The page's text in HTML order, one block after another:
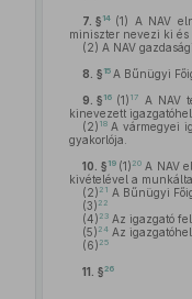
7. § 14 (1) A NAV
miniszter nevezi ki és
(2) A NAV
8. § 15 A Bűnügyi
9. § 16 (1) 17
A NAV
kinevezett
(2) 18A vármegyei
gyakorlója.
10. § 19 (1) 20 A NAV
kivételével a
(2) 21 A Bűnügyi
(3) 22
(4) 23Az igazgató
(5) 24Az
(6) 25
11. §26